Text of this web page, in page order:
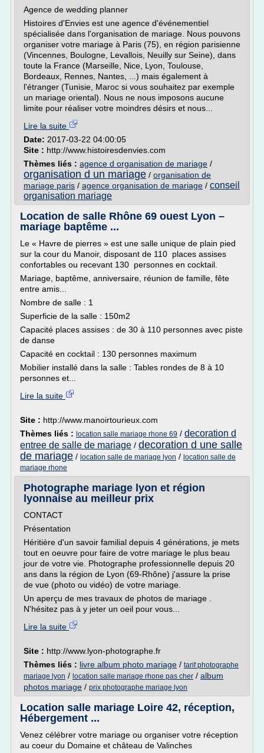
Agence de wedding planner
Histoires d'Envies est une agence d'événementiel
spécialisée dans l'organisation de mariage. Nous pouvons
organiser votre mariage à Paris (75), en région parisienne
(Vincennes, Boulogne, Levallois, Neuilly sur Seine), dans
toute la France (Marseille, Nice, Lyon, Toulouse,
Bordeaux, Rennes, Nantes, ...) mais également à
l'étranger (Tunisie, Maroc si vous souhaitez par exemple
un mariage oriental). Nous ne nous imposons aucune
limite pour réaliser votre moindres désirs et nous...
Lire la suite
Date: 2017-03-22 04:00:05
Site : http://www.histoiresdenvies.com
Thèmes liés : agence d organisation de mariage /
organisation d un mariage / organisation de
mariage paris / agence organisation de mariage / conseil
organisation mariage
Location de salle Rhône 69 ouest Lyon –
mariage baptême ...
Le « Havre de pierres » est une salle unique de plain pied
sur la cour du Manoir, disposant de 110 places assises
confortables ou recevant 130 personnes en cocktail.
Mariage, baptême, anniversaire, réunion de famille, fête
entre amis...
Nombre de salle : 1
Superficie de la salle : 150m2
Capacité places assises : de 30 à 110 personnes avec piste
de danse
Capacité en cocktail : 130 personnes maximum
Mobilier installé dans la salle : Tables rondes de 8 à 10
personnes et...
Lire la suite
Site : http://www.manoirtourieux.com
Thèmes liés : location salle mariage rhone 69 / decoration d
entree de salle de mariage / decoration d une salle
de mariage / location salle de mariage lyon / location salle de
mariage rhone
Photographe mariage lyon et région
lyonnaise au meilleur prix
CONTACT
Présentation
Héritière d'un savoir familial depuis 4 générations, je mets
tout en oeuvre pour faire de votre mariage le plus beau
jour de votre vie. Photographe professionnelle depuis 20
ans dans la région de Lyon (69-Rhône) j'assure la prise
de vue (photo ou vidéo) de votre mariage.
Un aperçu de mes travaux de photos de mariage .
N'hésitez pas à y jeter un oeil pour vous...
Lire la suite
Site : http://www.lyon-photographe.fr
Thèmes liés : livre album photo mariage / tarif photographe
mariage lyon / location salle mariage rhone pas cher / album
photos mariage / prix photographe mariage lyon
Location salle mariage Loire 42, réception,
Hébergement ...
Venez célébrer votre mariage ou organiser votre réception
au coeur du Domaine et château de Valinches